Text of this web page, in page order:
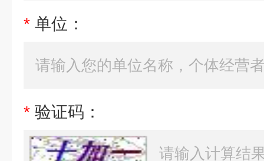
* 单位：
* 验证码：